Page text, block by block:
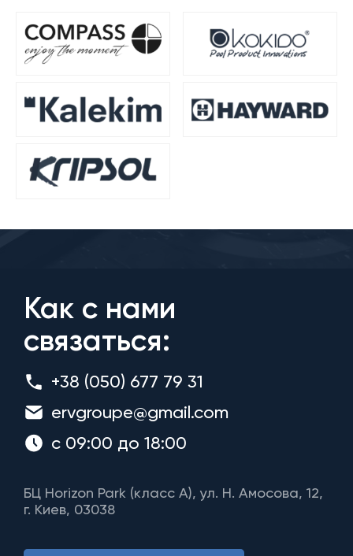
Как с нами
связаться:
+38 (050) 677 79 31
ervgroupe@gmail.com
с 09:00 до 18:00
БЦ Horizon Park (класс A), ул. Н. Амосова, 12,
г. Киев, 03038